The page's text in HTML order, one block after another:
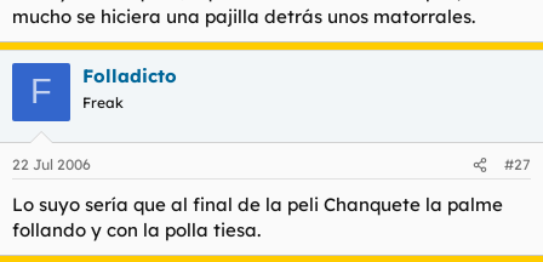
e
l
t
e
m
a
c
i
mucho se hiciera una pajilla detrás unos matorrales.
F Folladicto
Freak
22 Jul 2006 #27
Lo suyo sería que al final de la peli Chanquete la palme
follando y con la polla tiesa.